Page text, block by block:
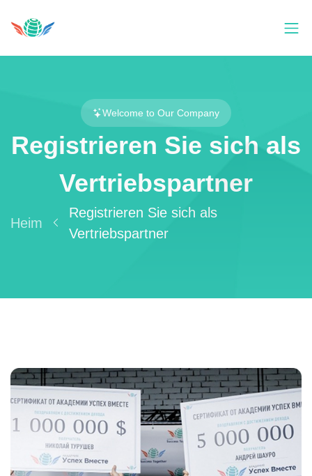
Welcome to Our Company
Registrieren Sie sich als
Vertriebspartner
Heim
Registrieren Sie sich als
Vertriebspartner